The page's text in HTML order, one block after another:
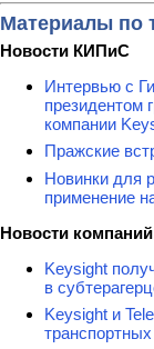
Материалы по
Новости КИПиС
Интервью с
президентом
компании
Пражские
Новинки для
применение
Новости компаний
Keysight
в
Keysight и